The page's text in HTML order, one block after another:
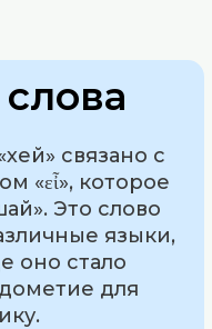
связано с
«εἶ», которое
Это слово
языки,
оно стало
для